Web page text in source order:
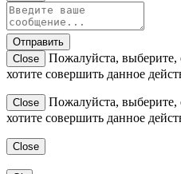
Отправить
Close
Пожалуйста,
хотите совершить данное
Close
Пожалуйста,
хотите совершить данное
Close